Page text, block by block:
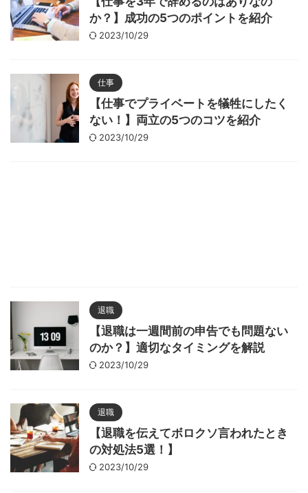
か？】成功の5つのポイントを紹介
2023/10/29
仕事
【仕事でプライベートを犠牲にしたく
ない！】両立の5つのコツを紹介
2023/10/29
退職
【退職は一週間前の申告でも問題ない
のか？】適切なタイミングを解説
2023/10/29
退職
【退職を伝えてボロクソ言われたとき
の対処法5選！】
2023/10/29